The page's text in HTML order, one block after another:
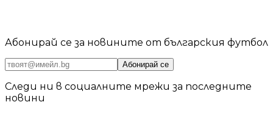
Абонирай се за новините от българския футбол
Абонирай се
Следи ни в социалните мрежи за последните
новини